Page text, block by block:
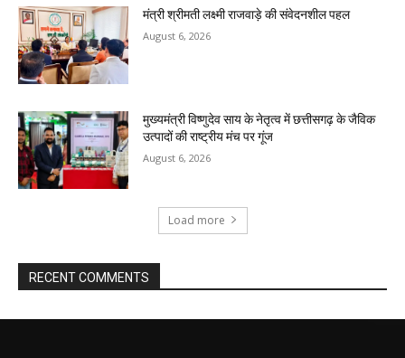
मंत्री श्रीमती लक्ष्मी राजवाड़े की संवेदनशील पहल
August 6, 2026
मुख्यमंत्री विष्णुदेव साय के नेतृत्व में छत्तीसगढ़ के जैविक
उत्पादों की राष्ट्रीय मंच पर गूंज
August 6, 2026
Load more
RECENT COMMENTS